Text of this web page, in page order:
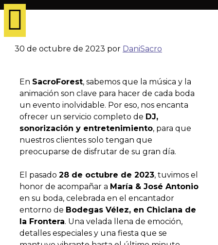
30 de octubre de 2023 por DaniSacro
En SacroForest, sabemos que la música y la
animación son clave para hacer de cada boda
un evento inolvidable. Por eso, nos encanta
ofrecer un servicio completo de DJ,
sonorización y entretenimiento, para que
nuestros clientes solo tengan que
preocuparse de disfrutar de su gran día.
El pasado 28 de octubre de 2023, tuvimos el
honor de acompañar a María & José Antonio
en su boda, celebrada en el encantador
entorno de Bodegas Vélez, en Chiclana de
la Frontera. Una velada llena de emoción,
detalles especiales y una fiesta que se